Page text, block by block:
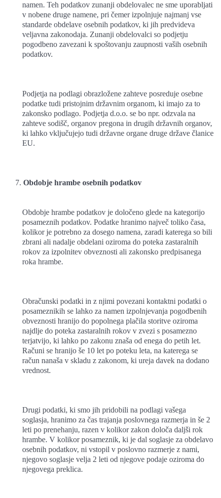
namen. Teh podatkov zunanji obdelovalec ne sme uporabljati
v nobene druge namene, pri čemer izpolnjuje najmanj vse
standarde obdelave osebnih podatkov, ki jih predvideva
veljavna zakonodaja. Zunanji obdelovalci so podjetju
pogodbeno zavezani k spoštovanju zaupnosti vaših osebnih
podatkov.
Podjetja na podlagi obrazložene zahteve posreduje osebne
podatke tudi pristojnim državnim organom, ki imajo za to
zakonsko podlago. Podjetja d.o.o. se bo npr. odzvala na
zahteve sodišč, organov pregona in drugih državnih organov,
ki lahko vključujejo tudi državne organe druge države članice
EU.
Obdobje hrambe osebnih podatkov
Obdobje hrambe podatkov je določeno glede na kategorijo
posameznih podatkov. Podatke hranimo največ toliko časa,
kolikor je potrebno za dosego namena, zaradi katerega so bili
zbrani ali nadalje obdelani oziroma do poteka zastaralnih
rokov za izpolnitev obveznosti ali zakonsko predpisanega
roka hrambe.
Obračunski podatki in z njimi povezani kontaktni podatki o
posameznikih se lahko za namen izpolnjevanja pogodbenih
obveznosti hranijo do popolnega plačila storitve oziroma
najdlje do poteka zastaralnih rokov v zvezi s posamezno
terjatvijo, ki lahko po zakonu znaša od enega do petih let.
Računi se hranijo še 10 let po poteku leta, na katerega se
račun nanaša v skladu z zakonom, ki ureja davek na dodano
vrednost.
Drugi podatki, ki smo jih pridobili na podlagi vašega
soglasja, hranimo za čas trajanja poslovnega razmerja in še 2
leti po prenehanju, razen v kolikor zakon določa daljši rok
hrambe. V kolikor posameznik, ki je dal soglasje za obdelavo
osebnih podatkov, ni vstopil v poslovno razmerje z nami,
njegovo soglasje velja 2 leti od njegove podaje oziroma do
njegovega preklica.